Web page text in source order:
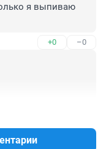
я выпиваю
+0 –0